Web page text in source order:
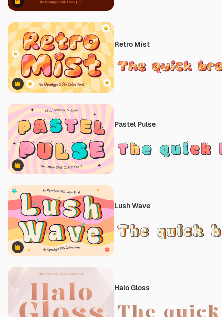
Premium
Premium
Retro Mist
Premium
Pastel Pulse
Premium
Lush Wave
Halo Gloss